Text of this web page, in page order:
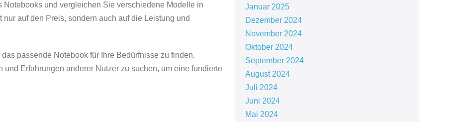
und vergleichen Sie verschiedene Modelle in
auf den Preis, sondern auch auf die Leistung und
passende Notebook für Ihre Bedürfnisse zu finden.
Erfahrungen anderer Nutzer zu suchen, um eine fundierte
Januar 2025
Dezember 2024
November 2024
Oktober 2024
September 2024
August 2024
Juli 2024
Juni 2024
Mai 2024